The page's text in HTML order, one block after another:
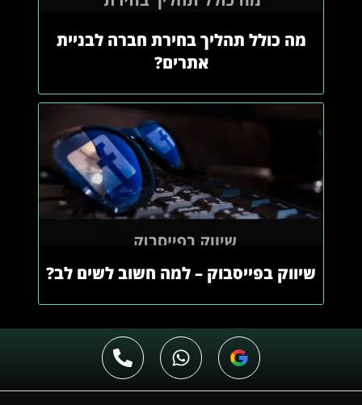
מה כולל תהליך בחירת חברה לבניית
אתרים?
שיווק בפייסבוק – למה חשוב לשים לב?